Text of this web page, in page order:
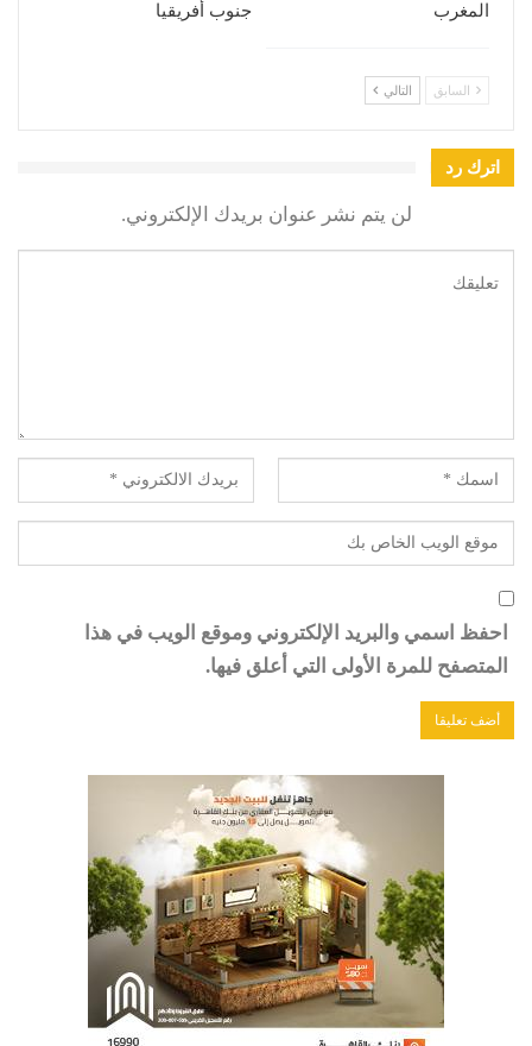
المغرب جنوب أفريقيا
السابق التالي
اترك رد
لن يتم نشر عنوان بريدك الإلكتروني.
احفظ اسمي والبريد الإلكتروني وموقع الويب في هذا
المتصفح للمرة الأولى التي أعلق فيها.